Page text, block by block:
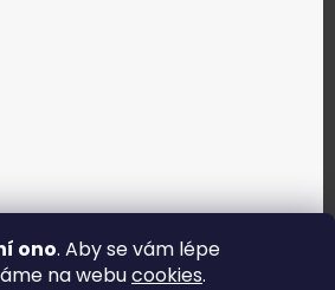
ono. Aby se vám lépe
na webucookies.